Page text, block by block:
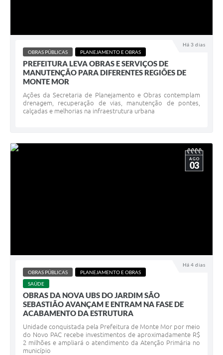
Há 3 dias
OBRAS PÚBLICAS
PLANEJAMENTO E OBRAS
PREFEITURA LEVA OBRAS E SERVIÇOS DE
MANUTENÇÃO PARA DIFERENTES REGIÕES DE
MONTE MOR
Ações da Secretaria de Planejamento e Obras contemplam
drenagem, recuperação de vias, manutenção de pontes,
calçadas e melhorias na infraestrutura urbana
Há 4 dias
AGO
03
OBRAS PÚBLICAS
PLANEJAMENTO E OBRAS
SAÚDE
OBRAS DA NOVA UBS DO JARDIM SÃO
SEBASTIÃO AVANÇAM E ENTRAM NA FASE DE
ACABAMENTO DA ESTRUTURA
Unidade conquistada pela Prefeitura de Monte Mor por meio
do Novo PAC recebe investimentos de aproximadamente R$
2 milhões e ampliará o atendimento da Atenção Primária no
município